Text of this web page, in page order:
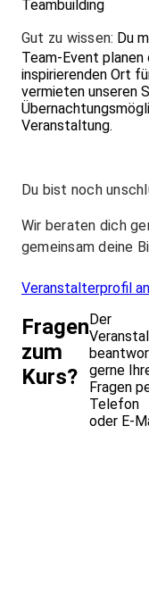
Teambuilding
Gut zu wissen: Du
Team-Event
inspirierenden Ort
vermieten unseren
Veranstaltung.
Du bist noch
Wir beraten dich
gemeinsam deine
Veranstalterprofil
Fragen
zum
Kurs?
Der
gerne
Fragen
Telefon
oder E-